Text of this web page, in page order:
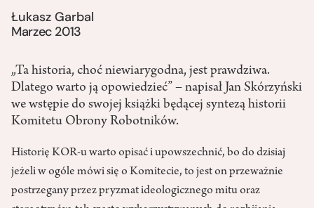
Łukasz Garbal
Marzec 2013
„Ta historia, choć niewiarygodna, jest prawdziwa.
Dlatego warto ją opowiedzieć” – napisał Jan Skórzyński
we wstępie do swojej książki będącej syntezą historii
Komitetu Obrony Robotników.
Historię KOR-u warto opisać i upowszechnić, bo do dzisiaj
jeżeli w ogóle mówi się o Komitecie, to jest on przeważnie
postrzegany przez pryzmat ideologicznego mitu oraz